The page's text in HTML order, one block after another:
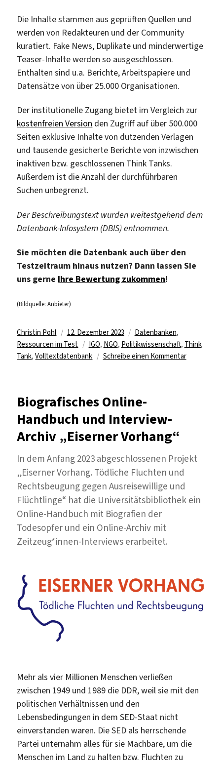
Die Inhalte stammen aus geprüften Quellen und
werden von Redakteuren und der Community
kuratiert. Fake News, Duplikate und minderwertige
Teaser-Inhalte werden so ausgeschlossen.
Enthalten sind u.a. Berichte, Arbeitspapiere und
Datensätze von über 25.000 Organisationen.
Der institutionelle Zugang bietet im Vergleich zur
kostenfreien Version den Zugriff auf über 500.000
Seiten exklusive Inhalte von dutzenden Verlagen
und tausende gesicherte Berichte von inzwischen
inaktiven bzw. geschlossenen Think Tanks.
Außerdem ist die Anzahl der durchführbaren
Suchen unbegrenzt.
Der Beschreibungstext wurden weitestgehend dem
Datenbank-Infosystem (DBIS) entnommen.
Sie möchten die Datenbank auch über den
Testzeitraum hinaus nutzen? Dann lassen Sie
uns gerne Ihre Bewertung zukommen!
(Bildquelle: Anbieter)
Autor
Christin Pohl
Veröffentlicht
am
12. Dezember 2023 Kategorien
Datenbanken,
Ressourcen im Test
Schlagwörter
IGO, NGO, Politikwissenschaft, Think
Tank,Volltextdatenbank Schreibe einen Kommentarzu
Biografisches Online-
Handbuch und Interview-
Archiv „Eiserner Vorhang“
In dem Anfang 2023 abgeschlossenen Projekt
„Eiserner Vorhang. Tödliche Fluchten und
Rechtsbeugung gegen Ausreisewillige und
Flüchtlinge“ hat die Universitätsbibliothek ein
Online-Handbuch mit Biografien der
Todesopfer und ein Online-Archiv mit
Zeitzeug*innen-Interviews erarbeitet.
Mehr als vier Millionen Menschen verließen
zwischen 1949 und 1989 die DDR, weil sie mit den
politischen Verhältnissen und den
Lebensbedingungen in dem SED-Staat nicht
einverstanden waren. Die SED als herrschende
Partei unternahm alles für sie Machbare, um die
Menschen im Land zu halten bzw. Fluchten zu